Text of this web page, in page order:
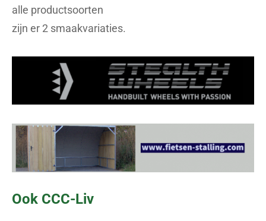
alle productsoorten
zijn er 2 smaakvariaties.
Ook CCC-Liv